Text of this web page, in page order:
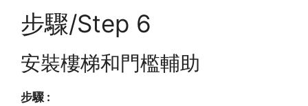
步驟/Step 6
安裝樓梯和門檻輔助
步驟 :